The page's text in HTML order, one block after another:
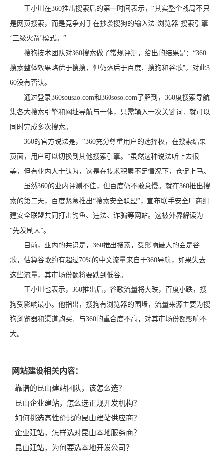
王小川在360推出搜索后的第一时间表示，“其实整个战局不只
是网页搜索，而是竞争对手在抄袭搜狗的输入法-浏览器-搜索引擎
‘三级火箭’模式。”
搜狗技术团队对360搜索做了常规评测，给出的结果是：“360
搜索整体效果略优于搜搜，但仍落后于百度、搜狗和谷歌”。对此3
60没有否认。
通过登录360sousuo.com和360soso.com了解到，360度搜索导航
集各大搜索引擎和网址导航与一体，只需输入一次关键词，就可以
同时完成多次搜索。
360的官方说法是，“360充分尊重用户的选择权，在搜索结果
页面，用户可以切换到其他搜索引擎。”虽然这种说法听上去很
美，但有业内人士认为，这是在技术积累不足情况下，仓促上马。
虽然360的业内评测不佳，但百度仍不敢怠慢。就在360推出搜
索的第二天，百度紧急推出“搜索安全联盟”，宣布联手安全厂商组
建安全联盟共同打击钓鱼、违法、诈骗等网站。这被外界解读为
“先发制人”。
目前，业内的共识是，360推出搜索，受影响最大的会是谷
歌，估算谷歌约有超过70%的中文流量来自于360导航，如果失去
这些流量，其市场份额将要跌到低谷。
王小川也表示，360推出后，谷歌流量将大跌，百度小跌，搜
狗受影响最小。他指出，搜狗有浏览器的围墙，流量来源主要为搜
狗浏览器和渠道购买，与360的重合度不高，对其市场份额影响不
大。
网站建设相关内容：
靠谱的昆山建站团队，该怎么选？
昆山企业建站，怎么选正规开发机构？
如何挑选高性价比的昆山建站供应商？
企业建站，怎样选对昆山本地服务商？
昆山建站，为何要选本地开发公司？